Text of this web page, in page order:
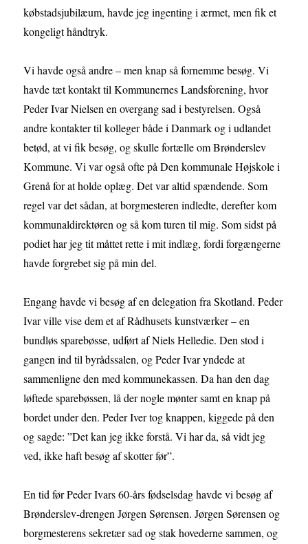
købstadsjubilæum, havde jeg ingenting i ærmet, men fik et
kongeligt håndtryk.
Vi havde også andre – men knap så fornemme besøg. Vi
havde tæt kontakt til Kommunernes Landsforening, hvor
Peder Ivar Nielsen en overgang sad i bestyrelsen. Også
andre kontakter til kolleger både i Danmark og i udlandet
betød, at vi fik besøg, og skulle fortælle om Brønderslev
Kommune. Vi var også ofte på Den kommunale Højskole i
Grenå for at holde oplæg. Det var altid spændende. Som
regel var det sådan, at borgmesteren indledte, derefter kom
kommunaldirektøren og så kom turen til mig. Som sidst på
podiet har jeg tit måttet rette i mit indlæg, fordi forgængerne
havde forgrebet sig på min del.
Engang havde vi besøg af en delegation fra Skotland. Peder
Ivar ville vise dem et af Rådhusets kunstværker – en
bundløs sparebøsse, udført af Niels Helledie. Den stod i
gangen ind til byrådssalen, og Peder Ivar yndede at
sammenligne den med kommunekassen. Da han den dag
løftede sparebøssen, lå der nogle mønter samt en knap på
bordet under den. Peder Iver tog knappen, kiggede på den
og sagde: ”Det kan jeg ikke forstå. Vi har da, så vidt jeg
ved, ikke haft besøg af skotter før”.
En tid før Peder Ivars 60-års fødselsdag havde vi besøg af
Brønderslev-drengen Jørgen Sørensen. Jørgen Sørensen og
borgmesterens sekretær sad og stak hovederne sammen, og